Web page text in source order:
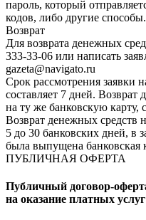
пароль, который
кодов, либо другие способы.
Возврат
Для возврата денежных
333-33-06 или написать
gazeta@navigato.ru
Срок рассмотрения заявки
составляет 7 дней. Возврат
на ту же банковскую карту,
Возврат денежных средств
5 до 30 банковских дней, в
была выпущена банковская
ПУБЛИЧНАЯ ОФЕРТА
Публичный договор-
на оказание платных